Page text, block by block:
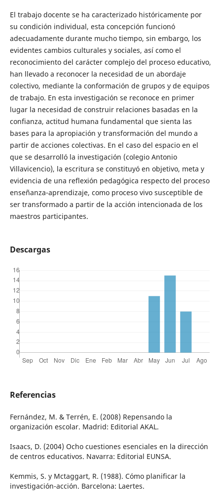
El trabajo docente se ha caracterizado históricamente por
su condición individual, esta concepción funcionó
adecuadamente durante mucho tiempo, sin embargo, los
evidentes cambios culturales y sociales, así como el
reconocimiento del carácter complejo del proceso educativo,
han llevado a reconocer la necesidad de un abordaje
colectivo, mediante la conformación de grupos y de equipos
de trabajo. En esta investigación se reconoce en primer
lugar la necesidad de construir relaciones basadas en la
confianza, actitud humana fundamental que sienta las
bases para la apropiación y transformación del mundo a
partir de acciones colectivas. En el caso del espacio en el
que se desarrolló la investigación (colegio Antonio
Villavicencio), la escritura se constituyó en objetivo, meta y
evidencia de una reflexión pedagógica respecto del proceso
enseñanza-aprendizaje, como proceso vivo susceptible de
ser transformado a partir de la acción intencionada de los
maestros participantes.
Descargas
Referencias
Fernández, M. & Terrén, E. (2008) Repensando la
organización escolar. Madrid: Editorial AKAL.
Isaacs, D. (2004) Ocho cuestiones esenciales en la dirección
de centros educativos. Navarra: Editorial EUNSA.
Kemmis, S. y Mctaggart, R. (1988). Cómo planificar la
investigación-acción. Barcelona: Laertes.